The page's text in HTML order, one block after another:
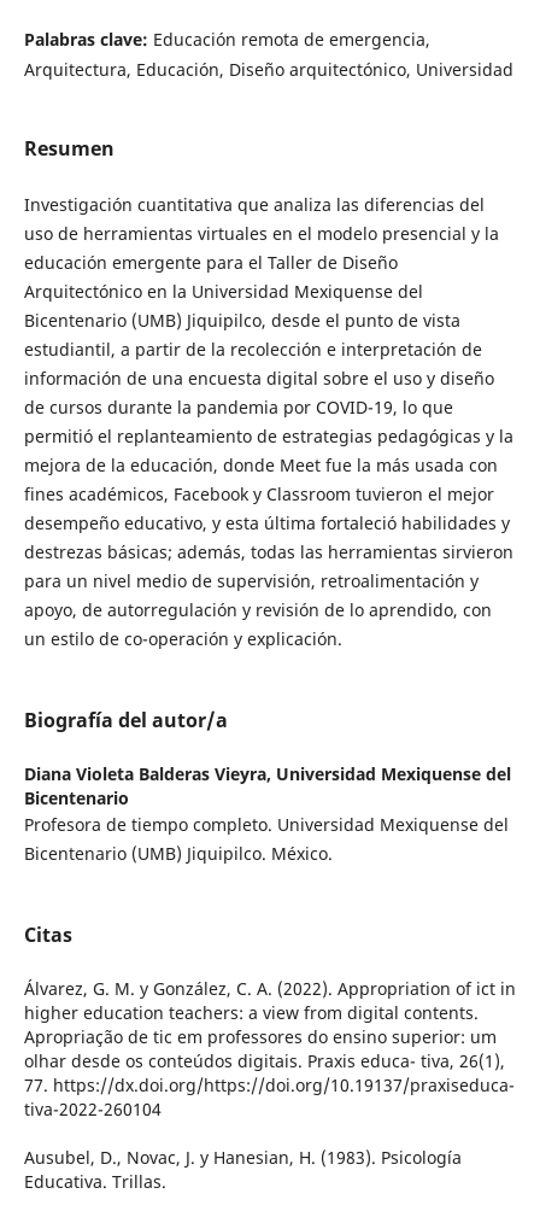
Palabras clave: Educación remota de emergencia,
Arquitectura, Educación, Diseño arquitectónico, Universidad
Resumen
Investigación cuantitativa que analiza las diferencias del
uso de herramientas virtuales en el modelo presencial y la
educación emergente para el Taller de Diseño
Arquitectónico en la Universidad Mexiquense del
Bicentenario (UMB) Jiquipilco, desde el punto de vista
estudiantil, a partir de la recolección e interpretación de
información de una encuesta digital sobre el uso y diseño
de cursos durante la pandemia por COVID-19, lo que
permitió el replanteamiento de estrategias pedagógicas y la
mejora de la educación, donde Meet fue la más usada con
fines académicos, Facebook y Classroom tuvieron el mejor
desempeño educativo, y esta última fortaleció habilidades y
destrezas básicas; además, todas las herramientas sirvieron
para un nivel medio de supervisión, retroalimentación y
apoyo, de autorregulación y revisión de lo aprendido, con
un estilo de co-operación y explicación.
Biografía del autor/a
Diana Violeta Balderas Vieyra, Universidad Mexiquense del
Bicentenario
Profesora de tiempo completo. Universidad Mexiquense del
Bicentenario (UMB) Jiquipilco. México.
Citas
Álvarez, G. M. y González, C. A. (2022). Appropriation of ict in
higher education teachers: a view from digital contents.
Apropriação de tic em professores do ensino superior: um
olhar desde os conteúdos digitais. Praxis educa- tiva, 26(1),
77. https://dx.doi.org/https://doi.org/10.19137/praxiseduca-
tiva-2022-260104
Ausubel, D., Novac, J. y Hanesian, H. (1983). Psicología
Educativa. Trillas.